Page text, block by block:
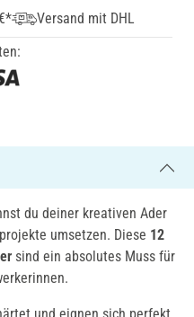
Versand mit DHL
du deiner kreativen Ader
umsetzen. Diese 12
sind ein absolutes Muss für